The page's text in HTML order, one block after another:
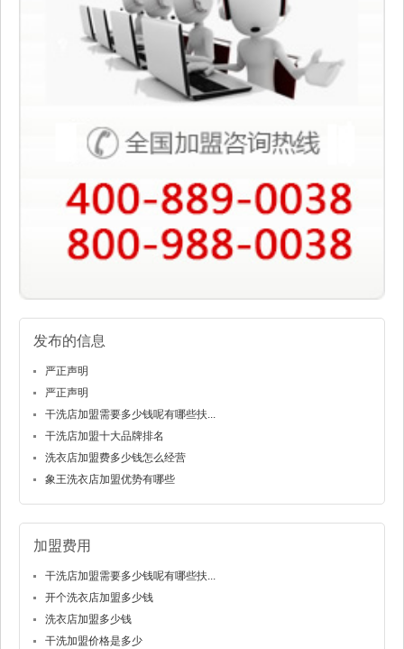
发布的信息
严正声明
严正声明
干洗店加盟需要多少钱呢有哪些扶...
干洗店加盟十大品牌排名
洗衣店加盟费多少钱怎么经营
象王洗衣店加盟优势有哪些
加盟费用
干洗店加盟需要多少钱呢有哪些扶...
开个洗衣店加盟多少钱
洗衣店加盟多少钱
干洗加盟价格是多少